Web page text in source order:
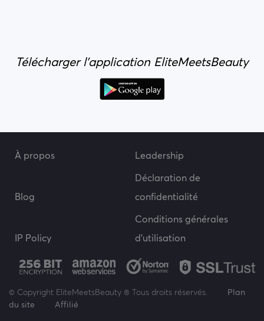
Télécharger l'application EliteMeetsBeauty
À propos Leadership
Blog
Déclaration de
confidentialité
IP Policy
Conditions générales
d’utilisation
© Copyright EliteMeetsBeauty ® Tous droits réservés.
Plan
du site
Affilié